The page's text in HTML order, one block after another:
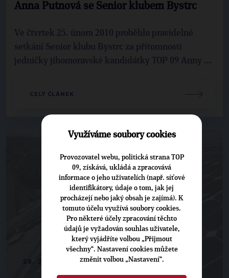
Anna Putnová se Senior klubem Bystrc
Ve čtvrtek 25. února 2010 proběhlo pravidelné
setkání Senior klubu Bystrc za přítomnosti
jedničky jihomoravské kandidátky TOP 09 Anny ...
CELÝ ČLÁNEK
Využíváme soubory cookies
Provozovatel webu, politická strana TOP
09, získává, ukládá a zpracovává
informace o jeho uživatelích (např. síťové
identifikátory, údaje o tom, jak jej
procházejí nebo jaký obsah je zajímá). K
tomuto účelu využívá soubory cookies.
Pro některé účely zpracování těchto
údajů je vyžadován souhlas uživatele,
který vyjádříte volbou „Přijmout
všechny“. Nastavení cookies můžete
změnit volbou „Nastavení“.